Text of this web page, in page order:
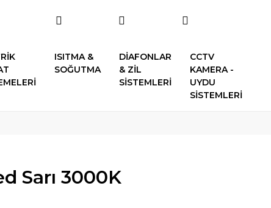
ISITMA &
SOĞUTMA
DİAFONLAR
& ZİL
SİSTEMLERİ
CCTV
KAMERA -
UYDU
SİSTEMLERİ
Sarı 3000K